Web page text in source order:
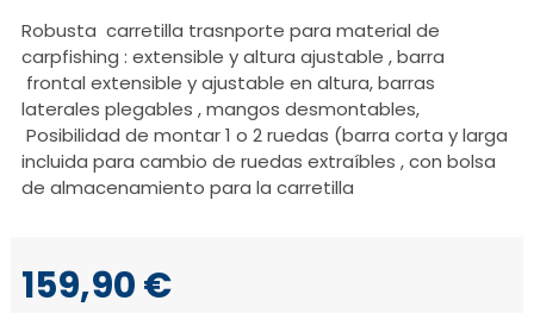
Robusta carretilla trasnporte para material de
carpfishing : extensible y altura ajustable , barra
frontal extensible y ajustable en altura, barras
laterales plegables , mangos desmontables,
Posibilidad de montar 1 o 2 ruedas (barra corta y larga
incluida para cambio de ruedas extraíbles , con bolsa
de almacenamiento para la carretilla
159,90 €